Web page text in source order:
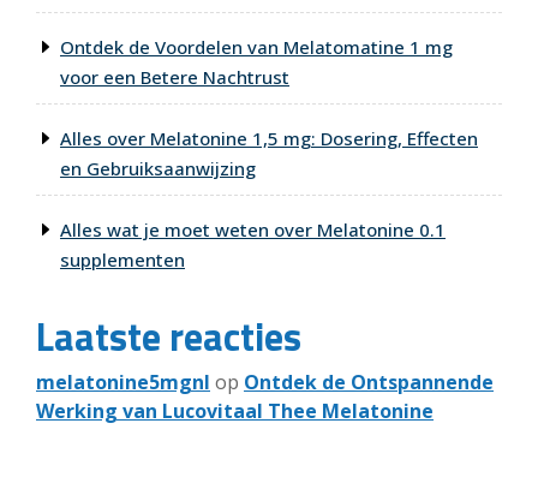
Ontdek de Voordelen van Melatomatine 1 mg
voor een Betere Nachtrust
Alles over Melatonine 1,5 mg: Dosering, Effecten
en Gebruiksaanwijzing
Alles wat je moet weten over Melatonine 0.1
supplementen
Laatste reacties
melatonine5mgnl op Ontdek de Ontspannende
Werking van Lucovitaal Thee Melatonine